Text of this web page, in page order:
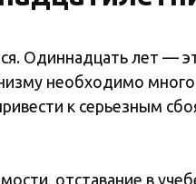
Одиннадцать лет —
необходимо много
к серьезным
отставание в